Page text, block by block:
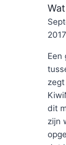
By
2017
Een
dit
zijn